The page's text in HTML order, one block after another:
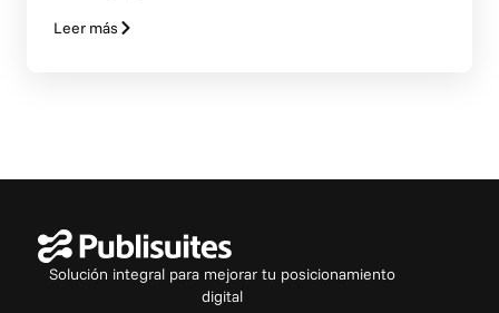
Leer más
Solución integral para mejorar tu posicionamiento
digital